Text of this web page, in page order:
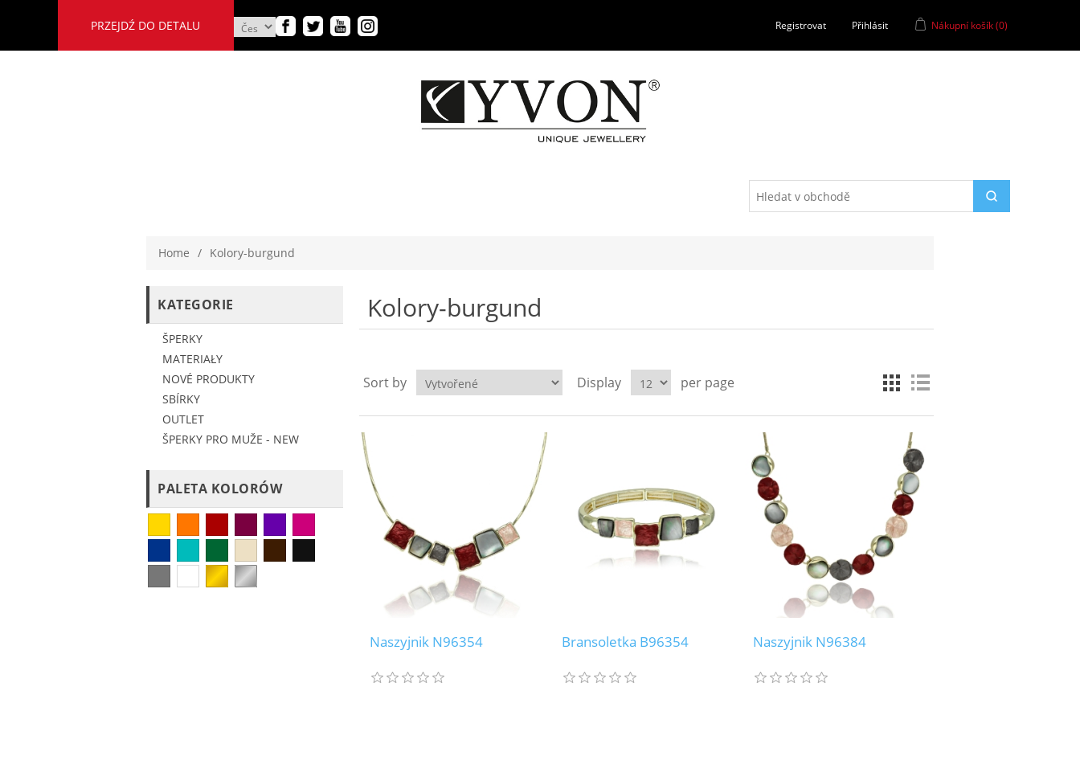
PRZEJDŹ DO DETALU Registrovat Přihlásit Nákupní košík(0)
Home / Kolory-burgund
KATEGORIE
ŠPERKY
MATERIAŁY
NOVÉ PRODUKTY
SBÍRKY
OUTLET
ŠPERKY PRO MUŽE - NEW
PALETA KOLORÓW
Kolory-burgund
Sort by Display per page
Naszyjnik N96354 Bransoletka B96354 Naszyjnik N96384